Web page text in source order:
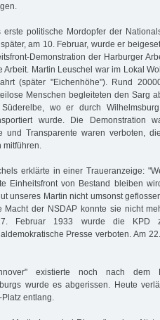
erste politische Mordopfer der
am 10. Februar, wurde er
Demonstration der Harburger
Arbeit. Martin Leuschel war im Lokal
(später "Eichenhöhe"). Rund
Menschen begleiteten den Sarg
wo er durch
wurde. Die Demonstration
und Transparente waren verboten,
mitführen.
erklärte in einer Traueranzeige:
Einheitsfront von Bestand bleiben
unseres Martin nicht umsonst
Macht der NSDAP konnte sie nicht
Februar 1933 wurde die KPD
Presse verboten. Am
existierte noch nach dem
wurde es abgerissen. Heute
entlang.